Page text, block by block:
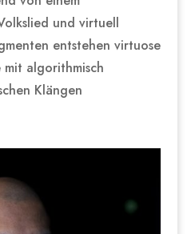
und virtuell
entstehen virtuose
algorithmisch
Klängen